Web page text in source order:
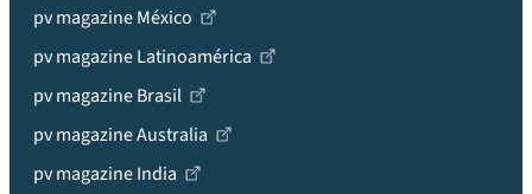
pv magazine México
pv magazine Latinoamérica
pv magazine Brasil
pv magazine Australia
pv magazine India